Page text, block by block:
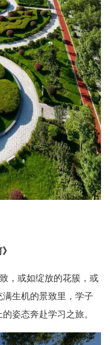
，或如绽放的花簇，或
生机的景致里，学子
姿态奔赴学习之旅。